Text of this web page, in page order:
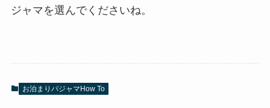
ジャマを選んでくださいね。
お泊まりパジャマHow To